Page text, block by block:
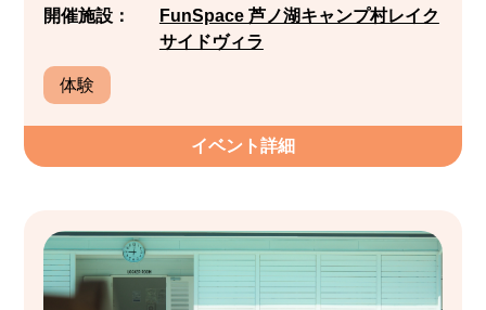
開催施設：
FunSpace 芦ノ湖キャンプ村レイク
サイドヴィラ
体験
イベント詳細